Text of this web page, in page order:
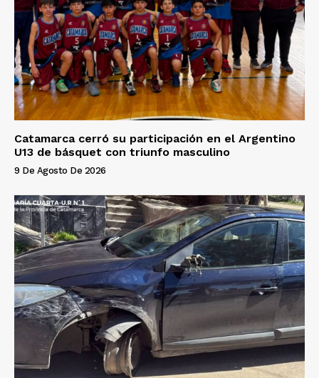
Catamarca cerró su participación en el Argentino
U13 de básquet con triunfo masculino
9 De Agosto De 2026